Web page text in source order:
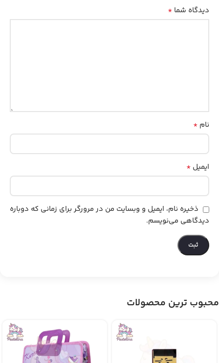
دیدگاه شما *
نام *
ایمیل *
ذخیره نام، ایمیل و وبسایت من در مرورگر برای زمانی که دوباره
دیدگاهی می‌نویسم.
محبوب ترین محصولات